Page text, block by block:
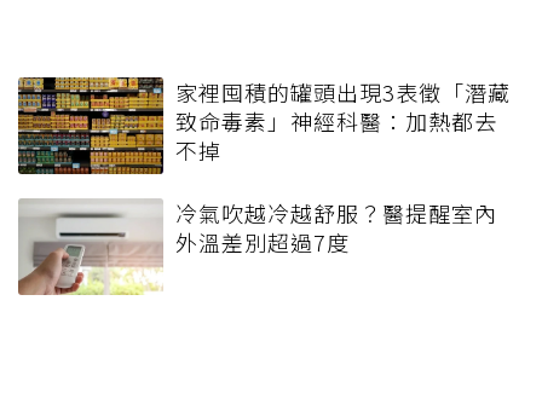
家裡囤積的罐頭出現3表徵「潛藏
致命毒素」神經科醫：加熱都去
不掉
冷氣吹越冷越舒服？醫提醒室內
外溫差別超過7度